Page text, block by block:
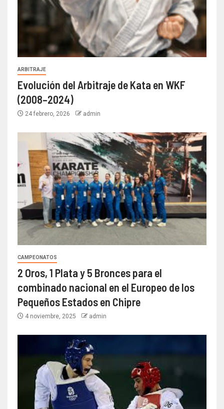
ARBITRAJE
Evolución del Arbitraje de Kata en WKF
(2008–2024)
24 febrero, 2026 admin
CAMPEONATOS
2 Oros, 1 Plata y 5 Bronces para el
combinado nacional en el Europeo de los
Pequeños Estados en Chipre
4 noviembre, 2025 admin